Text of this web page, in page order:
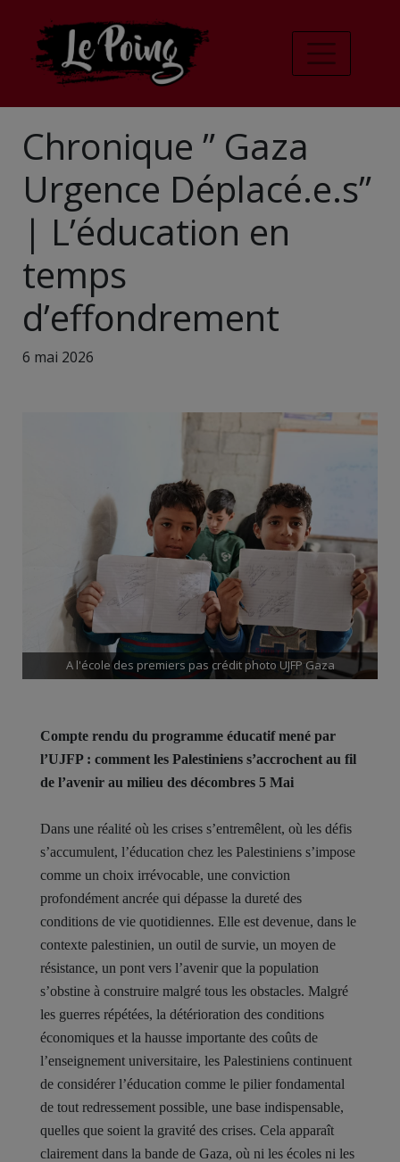
Chronique ” Gaza
Urgence Déplacé.e.s”
| L’éducation en
temps
d’effondrement
6 mai 2026
A l'école des premiers pas crédit photo UJFP Gaza
Compte rendu du programme éducatif mené par
l’UJFP : comment les Palestiniens s’accrochent au fil
de l’avenir au milieu des décombres 5 Mai
Dans une réalité où les crises s’entremêlent, où les défis
s’accumulent, l’éducation chez les Palestiniens s’impose
comme un choix irrévocable, une conviction
profondément ancrée qui dépasse la dureté des
conditions de vie quotidiennes. Elle est devenue, dans le
contexte palestinien, un outil de survie, un moyen de
résistance, un pont vers l’avenir que la population
s’obstine à construire malgré tous les obstacles. Malgré
les guerres répétées, la détérioration des conditions
économiques et la hausse importante des coûts de
l’enseignement universitaire, les Palestiniens continuent
de considérer l’éducation comme le pilier fondamental
de tout redressement possible, une base indispensable,
quelles que soient la gravité des crises. Cela apparaît
clairement dans la bande de Gaza, où ni les écoles ni les